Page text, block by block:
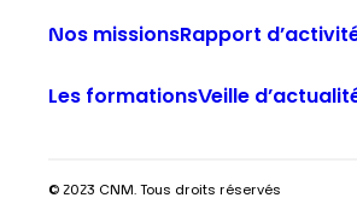
Nos missionsRapport
Les formationsVeille
© 2023 CNM. Tous droits réservés